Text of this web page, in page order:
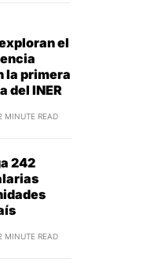
el
la primera
del INER
MINUTE READ
242
MINUTE READ